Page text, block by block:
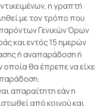
η γραπτή
με τον τρόπο που
Γενικών Όρων
και εντός 15 ημερών
ή αναπαράδοση ή
οποία θα έπρεπε να είχε
απαραίτητη εάν η
από κοινού και